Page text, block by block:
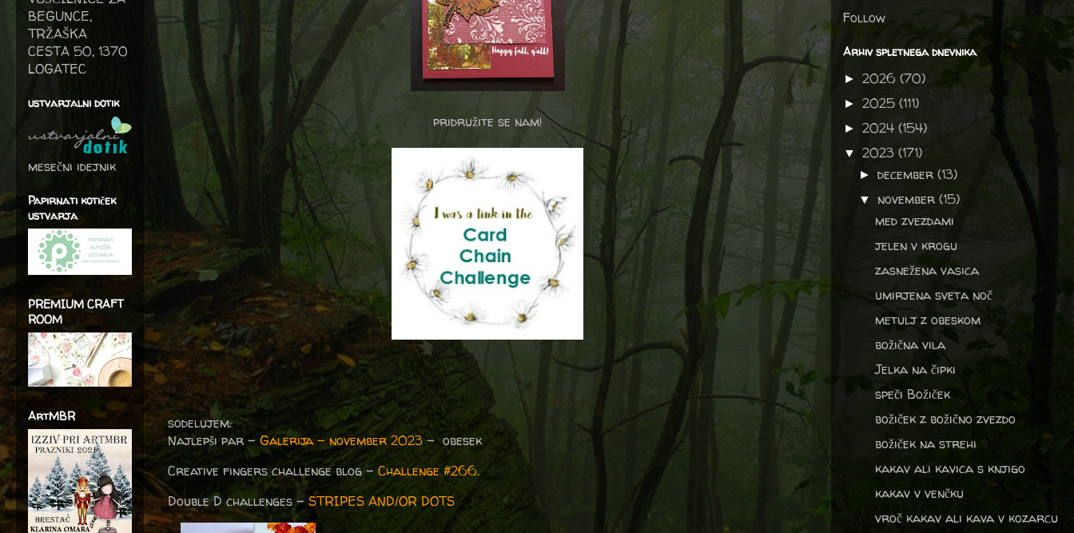
pridružite se nam!
sodelujem:
Najlepši par - Galerija – november 2023- obesek
Creative fingers challenge blog – Challenge #266.
Double D challenges - STRIPES AND/OR DOTS
BEGUNCE,
TRŽAŠKA
CESTA 50, 1370
LOGATEC
ustvarjalni dotik
mesečni idejnik
Papirnati kotiček
ustvarja
PREMIUM CRAFT
ROOM
ArtMBR
Follow
Arhiv spletnega dnevnika
► 2026 (70)
► 2025 (111)
► 2024 (154)
▼ 2023 (171)
►december(13)
▼ november(15)
med zvezdami
jelen v krogu
zasnežena vasica
umirjena sveta noč
metulj z obeskom
božična vila
Jelka na čipki
speči Božiček
božiček z božično zvezdo
božiček na strehi
kakav ali kavica s knjigo
kakav v venčku
vroč kakav ali kava v kozarcu